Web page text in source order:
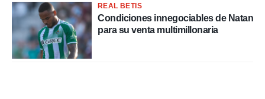
REAL BETIS
Condiciones innegociables de Natan
para su venta multimillonaria